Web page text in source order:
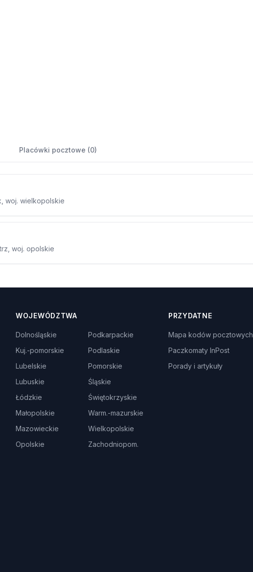
Placówki pocztowe (0)
woj. wielkopolskie
woj. opolskie
WOJEWÓDZTWA
Dolnośląskie
Kuj.-pomorskie
Lubelskie
Lubuskie
Łódzkie
Małopolskie
Mazowieckie
Opolskie
Podkarpackie
Podlaskie
Pomorskie
Śląskie
Świętokrzyskie
Warm.-mazurskie
Wielkopolskie
Zachodniopom.
PRZYDATNE
Mapa kodów pocztowych
Paczkomaty InPost
Porady i artykuły